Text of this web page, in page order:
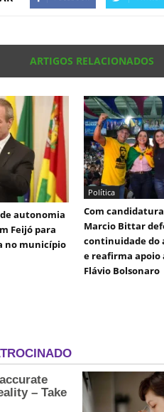
ARTIGOS RELACIONADOS
autonomia
Feijó para
no município
Política
Com
Marcio Bittar
continuidade do
e reafirma apoio
Flávio Bolsonaro